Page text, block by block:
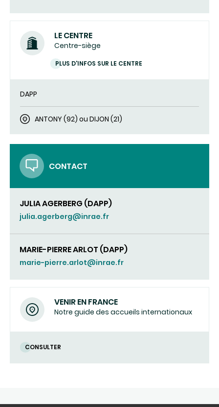
LE CENTRE
Centre-siège
PLUS D'INFOS SUR LE CENTRE
DAPP
ANTONY (92) ou DIJON (21)
CONTACT
JULIA AGERBERG (DAPP)
julia.agerberg@inrae.fr
MARIE-PIERRE ARLOT (DAPP)
marie-pierre.arlot@inrae.fr
VENIR EN FRANCE
Notre guide des accueils internationaux
CONSULTER